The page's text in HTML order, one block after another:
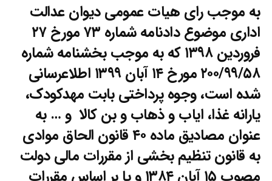
به موجب رای هیات عمومی دیوان عدالت
اداری موضوع دادنامه شماره ۷۳ مورخ ۲۷
فروردین ۱۳۹۸ که به موجب بخشنامه شماره
۲۰۰/۹۹/۵۸ مورخ ۱۴ آبان ۱۳۹۹ اطلاعرسانی
شده است، وجوه پرداختی بابت مهدکودک،
یارانه غذا، ایاب و ذهاب و بن کالا و … به
عنوان مصادیق ماده ۴۰ قانون الحاق موادی
به قانون تنظیم بخشی از مقررات مالی دولت